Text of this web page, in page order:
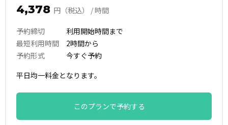
4,378 円（税込） / 時間
予約締切 利用開始時間まで
最短利用時間 2時間から
予約形式 今すぐ予約
平日均一料金となります。
このプランで予約する